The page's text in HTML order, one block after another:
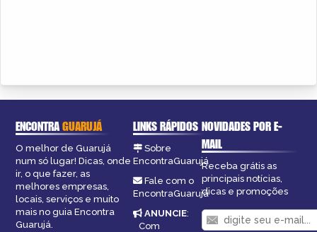
ENCONTRAGUARUJÁ
O melhor de Guarujá
num só lugar! Dicas, onde
ir, o que fazer, as
melhores empresas,
locais, serviços e muito
mais no guia Encontra
Guarujá.
LINKS RÁPIDOS
Sobre
EncontraGuarujá
Fale com o
EncontraGuarujá
ANUNCIE:
Com
NOVIDADES POR E-
MAIL
Receba grátis as
principais notícias,
dicas e promoções